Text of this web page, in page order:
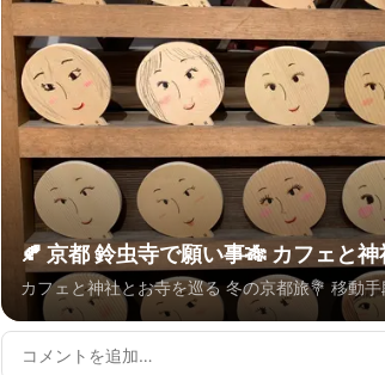
🍂 京都 鈴虫寺で願い事🎋 カフェと
カフェと神社とお寺を巡る 冬の京都旅💐 移動